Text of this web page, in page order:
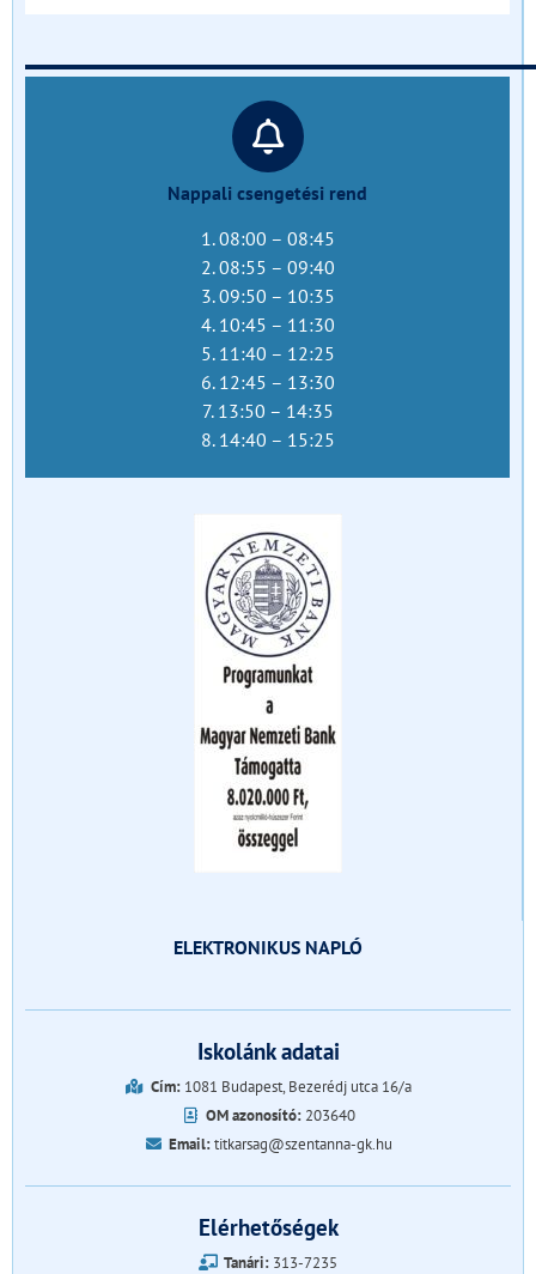
Nappali csengetési rend
1. 08:00 – 08:45
2. 08:55 – 09:40
3. 09:50 – 10:35
4. 10:45 – 11:30
5. 11:40 – 12:25
6. 12:45 – 13:30
7. 13:50 – 14:35
8. 14:40 – 15:25
ELEKTRONIKUS NAPLÓ
Iskolánk adatai
Cím:1081 Budapest, Bezerédj utca 16/a
OM azonosító: 203640
Email:titkarsag@szentanna-gk.hu
Elérhetőségek
Tanári: 313-7235